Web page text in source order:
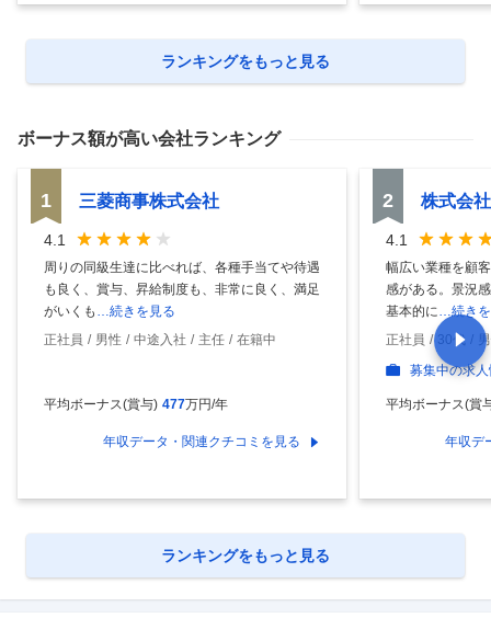
ランキングをもっと見る
ボーナス額が高い会社ランキング
1 三菱商事株式会社
4.1
周りの同級生達に比べれば、各種手当てや待遇
も良く、賞与、昇給制度も、非常に良く、満足
がいくも …続きを見る
正社員
男性 中途入社 主任 在籍中
平均ボーナス(賞与) 477万円/年
年収データ・関連クチコミを見る
2 株式会
4.1
幅広い業種を顧
感がある。景況
基本的に…続き
正社員
30代
募集中の求
平均ボーナス(賞
年収デ
ランキングをもっと見る